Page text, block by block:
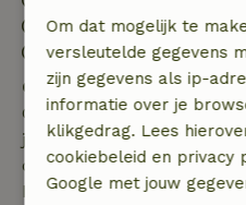
Uitchecken: 08:00- 11:00
Contactloos verblijf
Gratis annuleren binnen
Gratis annuleren binnen 7
je boeking, bij een
dagen voor aanvang. Bij
binnen 28 dagen geldt
Om dat mogelijk te
versleutelde gegevens
zijn gegevens als ip-
informatie over je
klikgedrag. Lees
cookiebeleid en privacy
Google met jouw